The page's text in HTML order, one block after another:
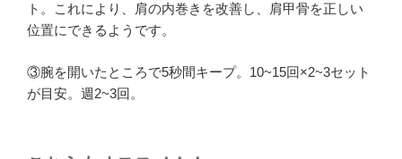
ト。これにより、肩の内巻きを改善し、肩甲骨を正しい
位置にできるようです。
③腕を開いたところで5秒間キープ。10~15回×2~3セット
が目安。週2~3回。